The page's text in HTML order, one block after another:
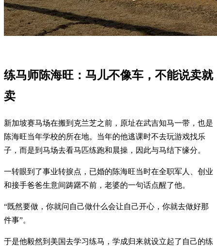
练马师陈海旺：马儿不像车，不能说卖就
卖
新加坡赛马场在搬到克兰芝之前，原址在武吉知马一带，也是
陈海旺当年学校的所在地。当年的他逃课时不去玩游戏找乐
子，而是到马场去看马匹练跑和晨操，因此与马结下缘分。
一转眼到了事业转捩点，已婚的陈海旺当时在全职军人、创业
和接手爸爸生意间踌躇不前，老婆的一句话点醒了他。
“既然要做，你就问自己做什么会让自己开心，你就去做好那
件事”。
于是他毅然到美国去学习练马，学成归来就设立起了自己的练